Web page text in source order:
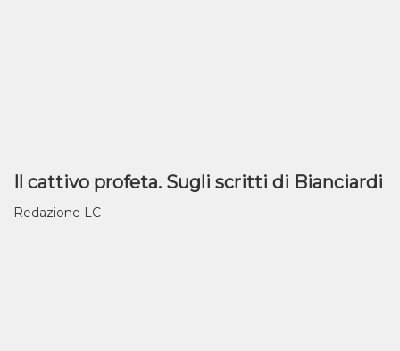
Il cattivo profeta. Sugli scritti di Bianciardi
Redazione LC